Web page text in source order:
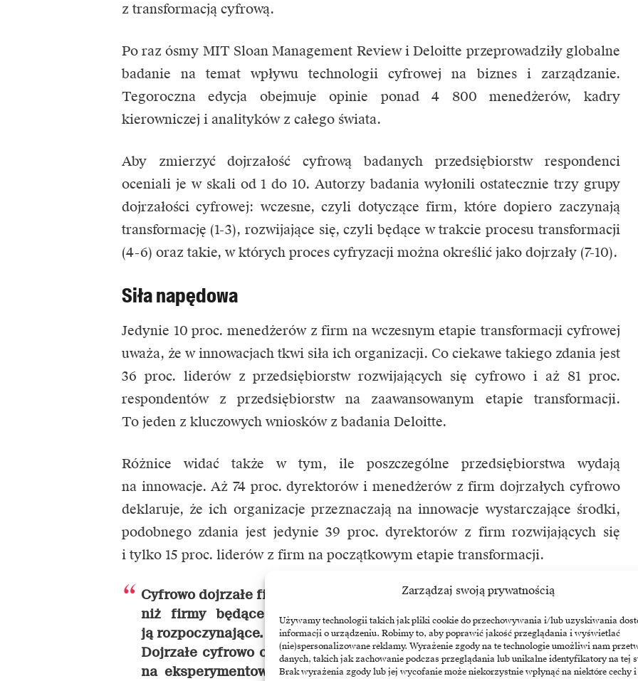
Zarządzaj swoją prywatnością
Używamy technologii takich jak pliki cookie do przechowywania i/lub uzyskiwania
informacji o urządzeniu. Robimy to, aby poprawić jakość przeglądania i wyświetlać
(nie)spersonalizowane reklamy. Wyrażenie zgody na te technologie umożliwi nam
danych, takich jak zachowanie podczas przeglądania lub unikalne identyfikatory na tej
Brak wyrażenia zgody lub jej wycofanie może niekorzystnie wpłynąć na niektóre cechy
z transformacją cyfrową.
Po raz ósmy MIT Sloan Management Review i Deloitte przeprowadziły globalne
badanie na temat wpływu technologii cyfrowej na biznes i zarządzanie.
Tegoroczna edycja obejmuje opinie ponad 4 800 menedżerów, kadry
kierowniczej i analityków z całego świata.
Aby zmierzyć dojrzałość cyfrową badanych przedsiębiorstw respondenci
oceniali je w skali od 1 do 10. Autorzy badania wyłonili ostatecznie trzy grupy
dojrzałości cyfrowej: wczesne, czyli dotyczące firm, które dopiero zaczynają
transformację (1-3), rozwijające się, czyli będące w trakcie procesu transformacji
(4-6) oraz takie, w których proces cyfryzacji można określić jako dojrzały (7-10).
Siła napędowa
Jedynie 10 proc. menedżerów z firm na wczesnym etapie transformacji cyfrowej
uważa, że w innowacjach tkwi siła ich organizacji. Co ciekawe takiego zdania jest
36 proc. liderów z przedsiębiorstw rozwijających się cyfrowo i aż 81 proc.
respondentów z przedsiębiorstw na zaawansowanym etapie transformacji.
To jeden z kluczowych wniosków z badania Deloitte.
Różnice widać także w tym, ile poszczególne przedsiębiorstwa wydają
na innowacje. Aż 74 proc. dyrektorów i menedżerów z firm dojrzałych cyfrowo
deklaruje, że ich organizacje przeznaczają na innowacje wystarczające środki,
podobnego zdania jest jedynie 39 proc. dyrektorów z firm rozwijających się
i tylko 15 proc. liderów z firm na początkowym etapie transformacji.
Cyfrowo dojrzałe firmy inwestują w bardziej zaawansowane innowacje
niż firmy będące w trakcie procesu transformacji, czy dopiero
ją rozpoczynające. Można powiedzieć, że kultywują kulturę innowacji.
Dojrzałe cyfrowo organizacje dają również swoim pracownikom czas
na eksperymentowanie, by sami przekonali się, jakie zmiany będą